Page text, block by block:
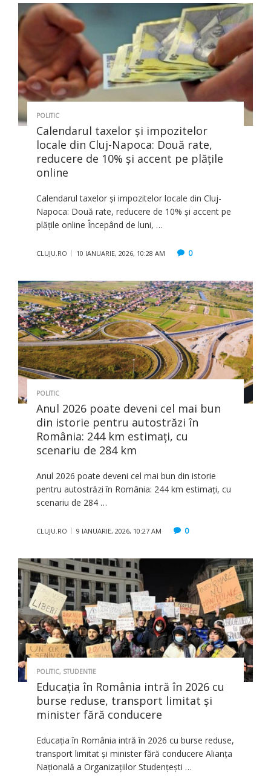
POLITIC
Calendarul taxelor şi impozitelor
locale din Cluj-Napoca: Două rate,
reducere de 10% și accent pe plățile
online
Calendarul taxelor şi impozitelor locale din Cluj-
Napoca: Două rate, reducere de 10% și accent pe
plățile online Începând de luni, …
CLUJU.RO 10 IANUARIE, 2026, 10:28 AM 0
POLITIC
Anul 2026 poate deveni cel mai bun
din istorie pentru autostrăzi în
România: 244 km estimați, cu
scenariu de 284 km
Anul 2026 poate deveni cel mai bun din istorie
pentru autostrăzi în România: 244 km estimați, cu
scenariu de 284 …
CLUJU.RO 9 IANUARIE, 2026, 10:27 AM 0
POLITIC, STUDENTIE
Educația în România intră în 2026 cu
burse reduse, transport limitat și
minister fără conducere
Educația în România intră în 2026 cu burse reduse,
transport limitat și minister fără conducere Alianța
Națională a Organizațiilor Studențești …